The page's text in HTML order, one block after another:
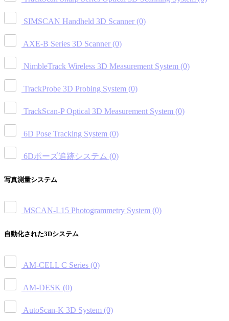
SIMSCAN Handheld 3D Scanner (0)
AXE-B Series 3D Scanner (0)
NimbleTrack Wireless 3D Measurement System (0)
TrackProbe 3D Probing System (0)
TrackScan-P Optical 3D Measurement System (0)
6D Pose Tracking System (0)
6Dポーズ追跡システム (0)
写真測量システム
MSCAN-L15 Photogrammetry System (0)
自動化された3Dシステム
AM-CELL C Series (0)
AM-DESK (0)
AutoScan-K 3D System (0)